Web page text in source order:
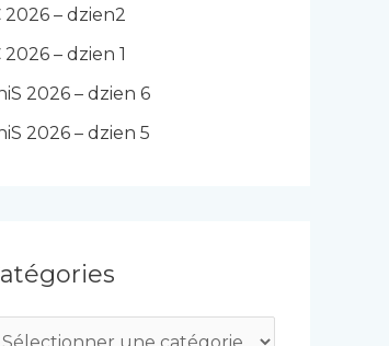
2026 – dzien2
2026 – dzien 1
2026 – dzien 6
2026 – dzien 5